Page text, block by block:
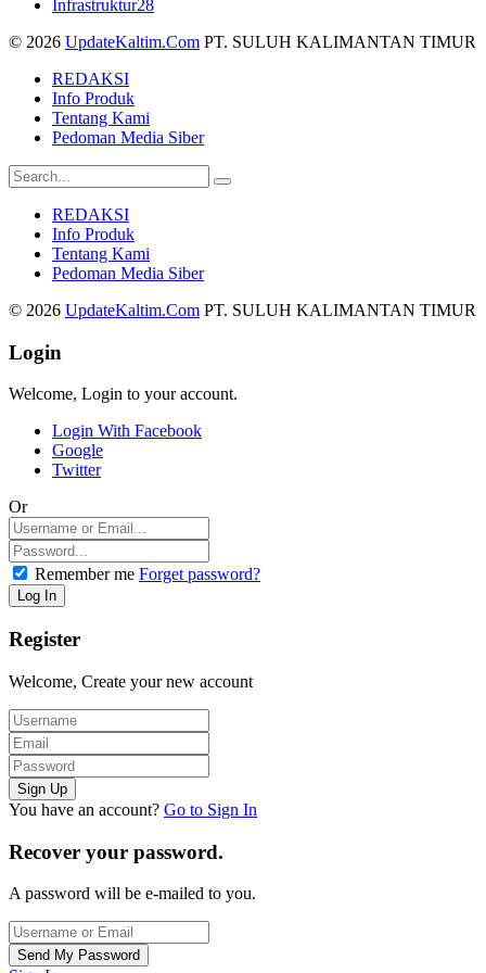
Infrastruktur28
© 2026 UpdateKaltim.Com PT. SULUH KALIMANTAN TIMUR
REDAKSI
Info Produk
Tentang Kami
Pedoman Media Siber
REDAKSI
Info Produk
Tentang Kami
Pedoman Media Siber
© 2026 UpdateKaltim.Com PT. SULUH KALIMANTAN TIMUR
Login
Welcome, Login to your account.
Login With Facebook
Google
Twitter
Or
Remember me Forget password?
Register
Welcome, Create your new account
You have an account? Go to Sign In
Recover your password.
A password will be e-mailed to you.